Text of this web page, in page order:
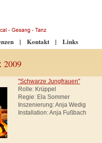
| Kontakt | Links
2009
"Schwarze Jungfrauen"
Rolle: Krüppel
Regie: Ela Sommer
Inszenierung: Anja Wedig
Installation: Anja Fußbach